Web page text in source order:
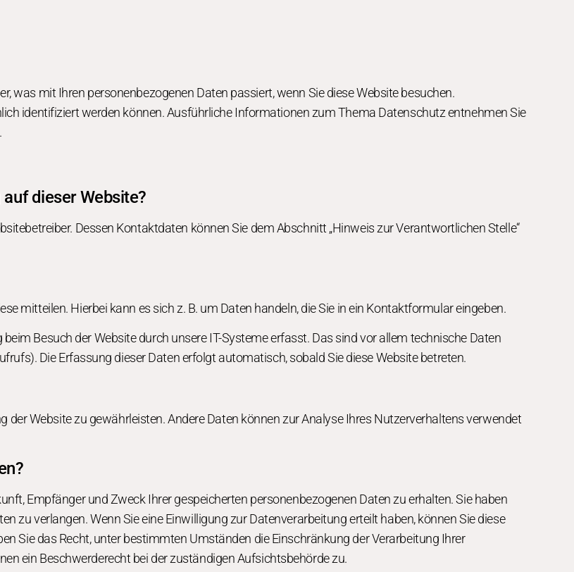
was mit Ihren personenbezogenen Daten passiert, wenn Sie diese Website besuchen.
identifiziert werden können. Ausführliche Informationen zum Thema Datenschutz entnehmen Sie
dieser Website?
Dessen Kontaktdaten können Sie dem Abschnitt „Hinweis zur Verantwortlichen Stelle“
mitteilen. Hierbei kann es sich z. B. um Daten handeln, die Sie in ein Kontaktformular eingeben.
Besuch der Website durch unsere IT-Systeme erfasst. Das sind vor allem technische Daten
Die Erfassung dieser Daten erfolgt automatisch, sobald Sie diese Website betreten.
der Website zu gewährleisten. Andere Daten können zur Analyse Ihres Nutzerverhaltens verwendet
Empfänger und Zweck Ihrer gespeicherten personenbezogenen Daten zu erhalten. Sie haben
zu verlangen. Wenn Sie eine Einwilligung zur Datenverarbeitung erteilt haben, können Sie diese
Sie das Recht, unter bestimmten Umständen die Einschränkung der Verarbeitung Ihrer
ein Beschwerderecht bei der zuständigen Aufsichtsbehörde zu.